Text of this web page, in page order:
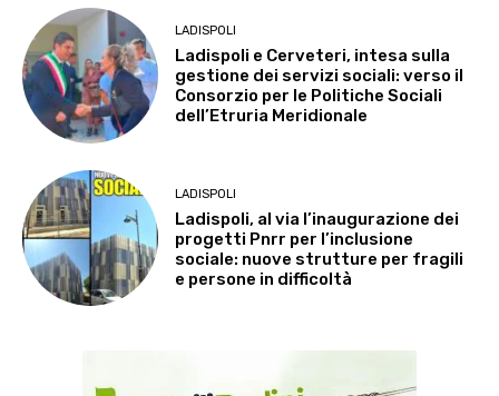
LADISPOLI
Ladispoli e Cerveteri, intesa sulla
gestione dei servizi sociali: verso il
Consorzio per le Politiche Sociali
dell’Etruria Meridionale
LADISPOLI
Ladispoli, al via l’inaugurazione dei
progetti Pnrr per l’inclusione
sociale: nuove strutture per fragili
e persone in difficoltà